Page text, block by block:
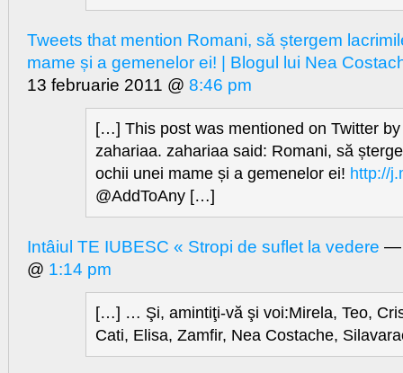
Tweets that mention Romani, să ștergem
mame și a gemenelor ei! | Blogul lui Nea
13 februarie 2011 @ 8:46 pm
[…] This post was mentioned on Twitter
zahariaa. zahariaa said: Romani, să
ochii unei mame și a gemenelor ei! http://
@AddToAny […]
Intâiul TE IUBESC « Stropi de suflet la vedere —
@ 1:14 pm
[…] … Şi, amintiţi-vă şi voi:Mirela, Teo,
Cati, Elisa, Zamfir, Nea Costache,